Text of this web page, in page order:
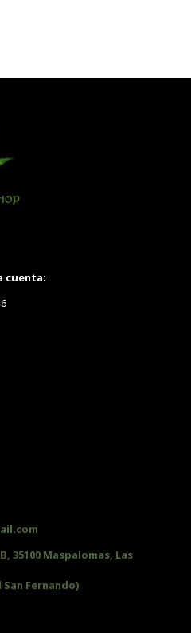
cuenta:
35100 Maspalomas, Las
Fernando)